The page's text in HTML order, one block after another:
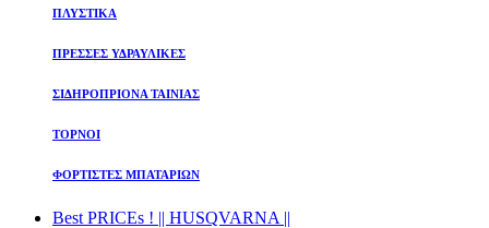
ΠΛΥΣΤΙΚΑ
ΠΡΕΣΣΕΣ ΥΔΡΑΥΛΙΚΕΣ
ΣΙΔΗΡΟΠΡΙΟΝΑ ΤΑΙΝΙΑΣ
ΤΟΡΝΟΙ
ΦΟΡΤΙΣΤΕΣ ΜΠΑΤΑΡΙΩΝ
Best PRICEs ! || HUSQVARNA ||